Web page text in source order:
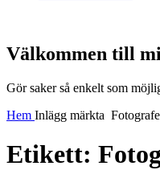
Välkommen till
Gör saker så enkelt som
Hem Inlägg märkta
Etikett: